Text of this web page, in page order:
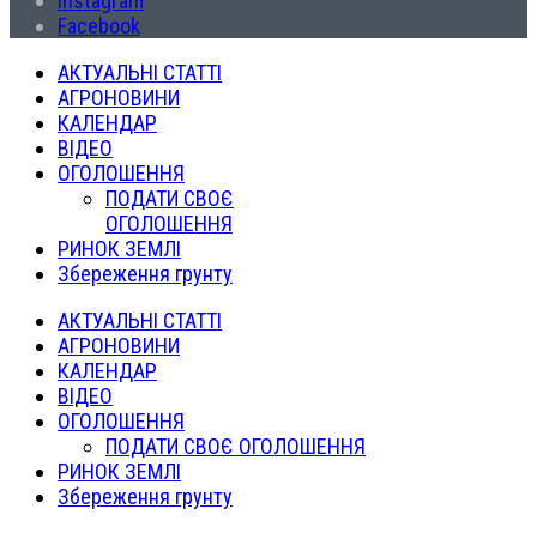
Facebook
АКТУАЛЬНІ СТАТТІ
АГРОНОВИНИ
КАЛЕНДАР
ВІДЕО
ОГОЛОШЕННЯ
ПОДАТИ СВОЄ
ОГОЛОШЕННЯ
РИНОК ЗЕМЛІ
Збереження грунту
АКТУАЛЬНІ СТАТТІ
АГРОНОВИНИ
КАЛЕНДАР
ВІДЕО
ОГОЛОШЕННЯ
ПОДАТИ СВОЄ ОГОЛОШЕННЯ
РИНОК ЗЕМЛІ
Збереження грунту